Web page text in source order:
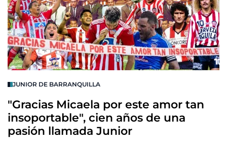
JUNIOR DE BARRANQUILLA
"Gracias Micaela por este amor tan
insoportable", cien años de una
pasión llamada Junior